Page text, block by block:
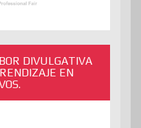
DIVULGATIVA
EN